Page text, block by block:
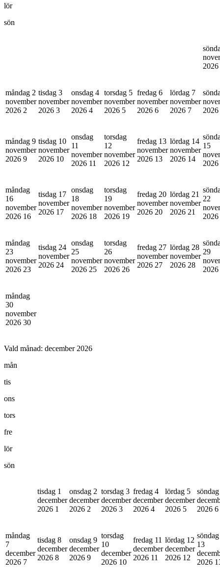
lör
sön
2026
måndag 2
november
2026 2
tisdag 3
november
2026 3
onsdag 4
november
2026 4
torsdag 5
november
2026 5
fredag 6
november
2026 6
lördag 7
november
2026 7
2026
måndag 9
november
2026 9
tisdag 10
november
2026 10
onsdag
11
november
2026 11
torsdag
12
november
2026 12
fredag 13
november
2026 13
lördag 14
november
2026 14
15
2026
måndag
16
november
2026 16
tisdag 17
november
2026 17
onsdag
18
november
2026 18
torsdag
19
november
2026 19
fredag 20
november
2026 20
lördag 21
november
2026 21
22
2026
måndag
23
november
2026 23
tisdag 24
november
2026 24
onsdag
25
november
2026 25
torsdag
26
november
2026 26
fredag 27
november
2026 27
lördag 28
november
2026 28
29
2026
måndag
30
november
2026 30
Vald månad: december 2026
mån
tis
ons
tors
fre
lör
sön
tisdag 1
december
2026 1
onsdag 2
december
2026 2
torsdag 3
december
2026 3
fredag 4
december
2026 4
lördag 5
december
2026 5
2026 6
måndag
7
december
2026 7
tisdag 8
december
2026 8
onsdag 9
december
2026 9
torsdag
10
december
2026 10
fredag 11
december
2026 11
lördag 12
december
2026 12
söndag
13
2026